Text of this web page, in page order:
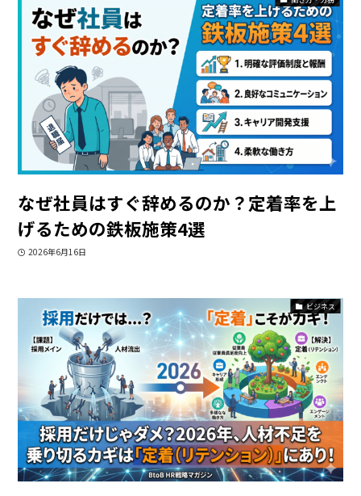
なぜ社員はすぐ辞めるのか？定着率を上
げるための鉄板施策4選
2026年6月16日
ビジネス